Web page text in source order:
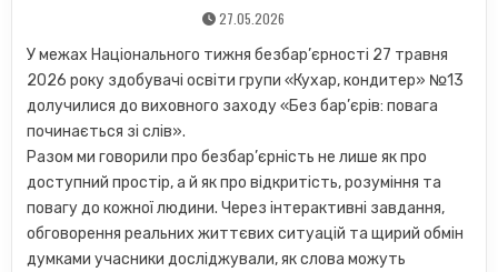
27.05.2026
У межах Національного тижня безбар’єрності 27 травня
2026 року здобувачі освіти групи «Кухар, кондитер» №13
долучилися до виховного заходу «Без бар’єрів: повага
починається зі слів».
Разом ми говорили про безбар’єрність не лише як про
доступний простір, а й як про відкритість, розуміння та
повагу до кожної людини. Через інтерактивні завдання,
обговорення реальних життєвих ситуацій та щирий обмін
думками учасники досліджували, як слова можуть